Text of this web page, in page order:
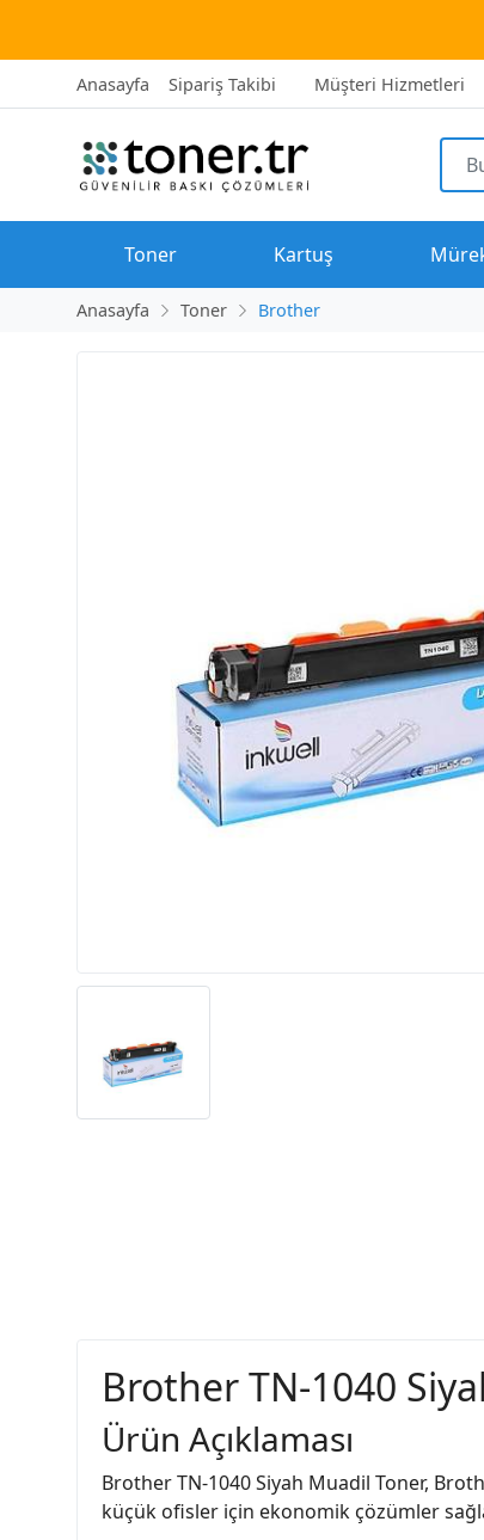
Anasayfa Sipariş Takibi Müşteri Hizmetleri
Toner Kartuş
Anasayfa Toner Brother
Brother TN-1040
Ürün Açıklaması
Brother TN-1040 Siyah Muadil Toner,
küçük ofisler için ekonomik çözümler